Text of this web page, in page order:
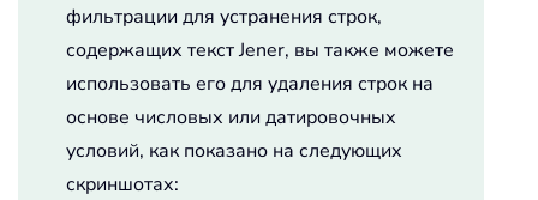
фильтрации для устранения строк,
содержащих текст Jener, вы также можете
использовать его для удаления строк на
основе числовых или датировочных
условий, как показано на следующих
скриншотах: